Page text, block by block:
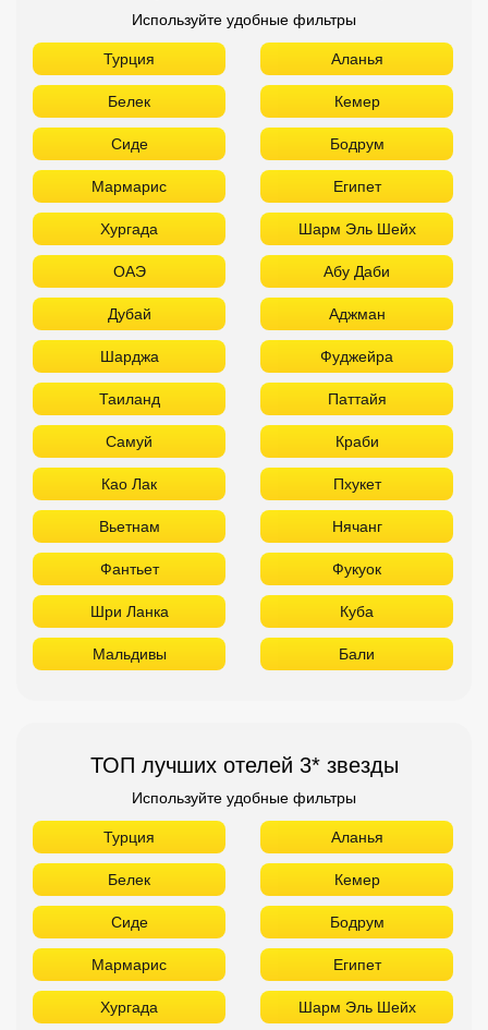
Используйте удобные фильтры
Турция Аланья
Белек Кемер
Сиде Бодрум
Мармарис Египет
Хургада Шарм Эль Шейх
ОАЭ Абу Даби
Дубай Аджман
Шарджа Фуджейра
Таиланд Паттайя
Самуй Краби
Као Лак Пхукет
Вьетнам Нячанг
Фантьет Фукуок
Шри Ланка Куба
Мальдивы Бали
ТОП лучших отелей 3* звезды
Используйте удобные фильтры
Турция Аланья
Белек Кемер
Сиде Бодрум
Мармарис Египет
Хургада Шарм Эль Шейх